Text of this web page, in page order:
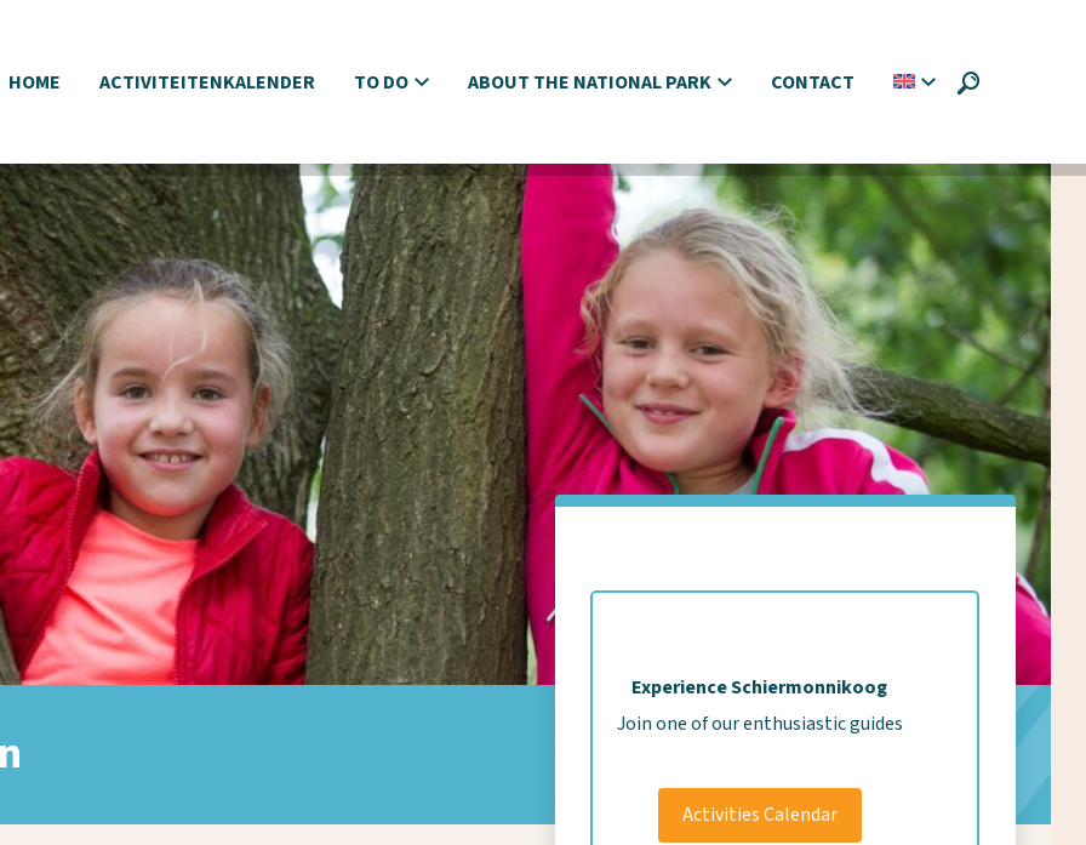
HOME ACTIVITEITENKALENDER TO DO ABOUT THE NATIONAL PARK CONTACT
Experience Schiermonnikoog
Join one of our enthusiastic guides
Activities Calendar